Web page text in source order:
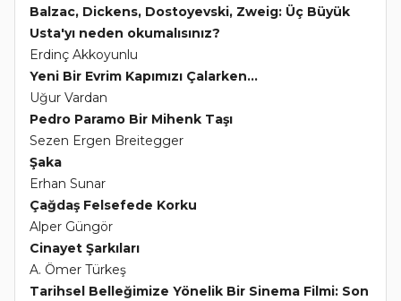
Balzac, Dickens, Dostoyevski, Zweig: Üç Büyük
Usta'yı neden okumalısınız?
Erdinç Akkoyunlu
Yeni Bir Evrim Kapımızı Çalarken...
Uğur Vardan
Pedro Paramo Bir Mihenk Taşı
Sezen Ergen Breitegger
Şaka
Erhan Sunar
Çağdaş Felsefede Korku
Alper Güngör
Cinayet Şarkıları
A. Ömer Türkeş
Tarihsel Belleğimize Yönelik Bir Sinema Filmi: Son